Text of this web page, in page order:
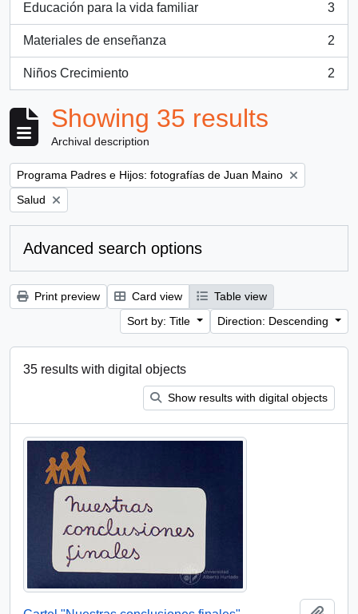
Educación para la vida familiar
, 3 results
3
Materiales de enseñanza
, 2 results
2
Niños Crecimiento
, 2 results
2
Showing 35 results
Archival description
Remove filter:
Programa Padres e Hijos: fotografías de Juan Maino
Remove filter:
Salud
Advanced search options
Print preview Card view
Table view
Sort by: Title
Direction: Descending
35 results with digital objects
Show results with digital objects